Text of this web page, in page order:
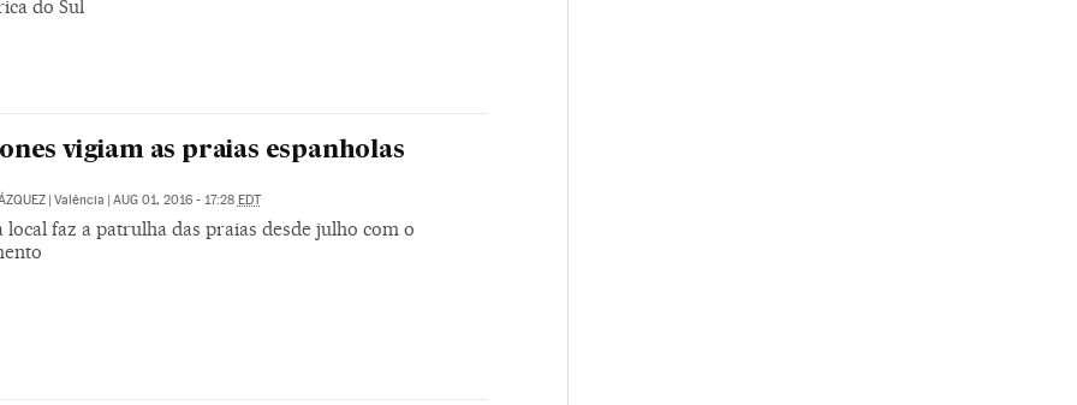
do Sul
vigiam as praias espanholas
| Valência | AUG 01, 2016 - 17:28 EDT
local faz a patrulha das praias desde julho com o